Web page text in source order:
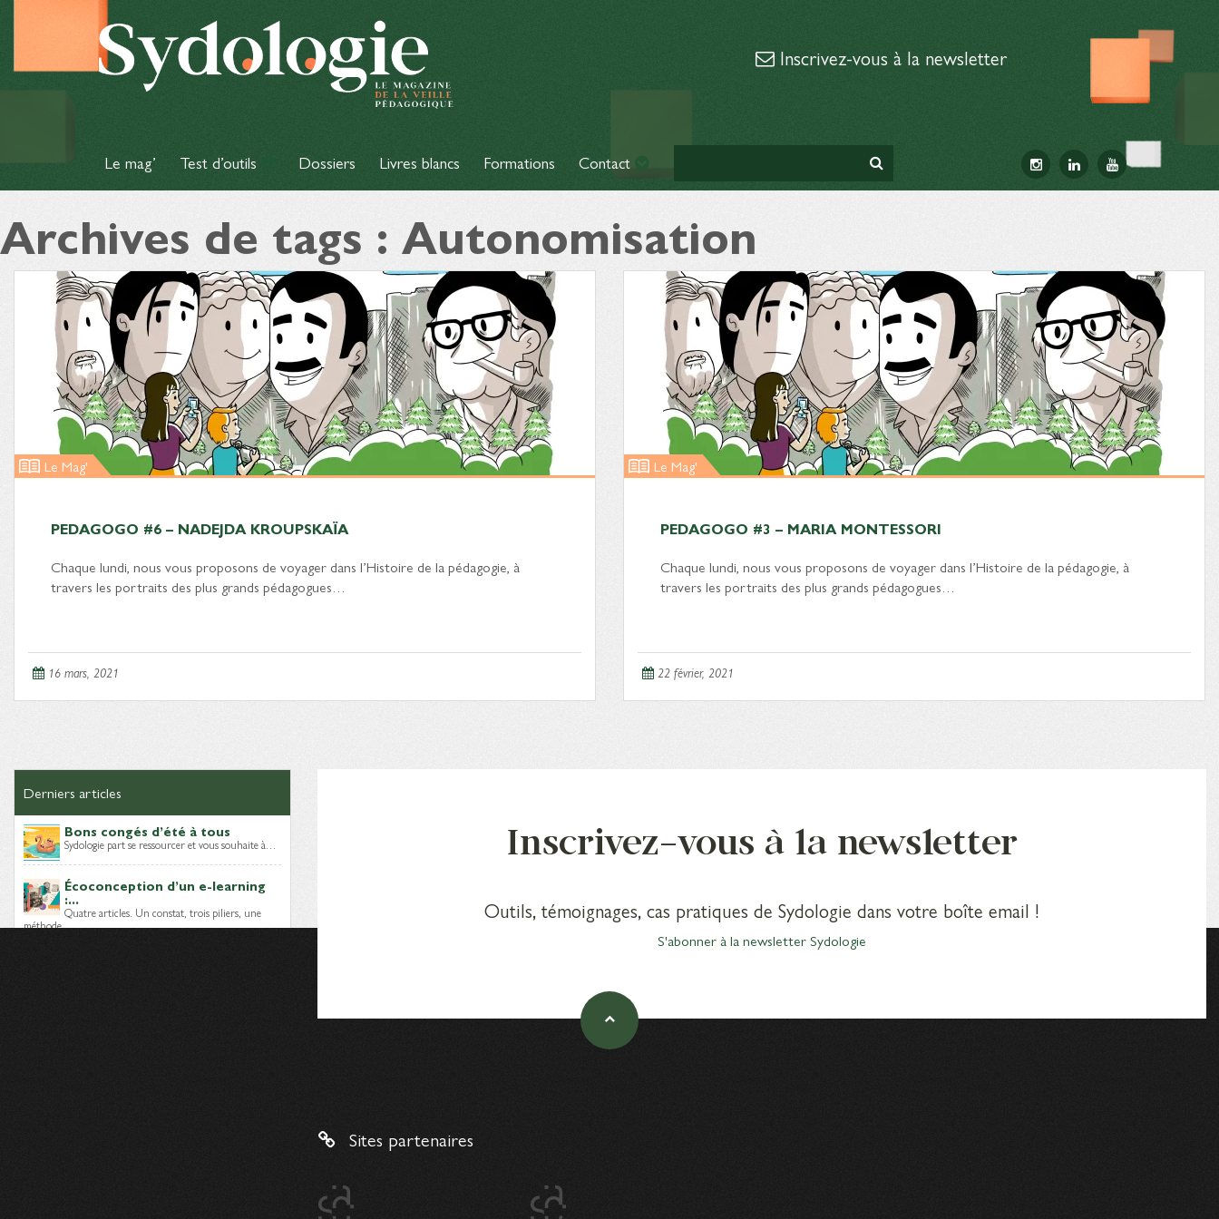
Inscrivez-vous à la newsletter
Le mag’ Test d’outils Dossiers Livres blancs Formations Contact
Archives de tags : Autonomisation
Le Mag'
PEDAGOGO #6 – NADEJDA KROUPSKAÏA
Chaque lundi, nous vous proposons de voyager dans l’Histoire de la pédagogie, à
travers les portraits des plus grands pédagogues…
16 mars, 2021
Le Mag'
PEDAGOGO #3 – MARIA MONTESSORI
Chaque lundi, nous vous proposons de voyager dans l’Histoire de la pédagogie, à
travers les portraits des plus grands pédagogues…
22 février, 2021
Derniers articles
Bons congés d’été à tous
Sydologie part se ressourcer et vous souhaite à…
Écoconception d’un e-learning
:...
Quatre articles. Un constat, trois piliers, une
méthode…
Inscrivez-vous à la newsletter
Outils, témoignages, cas pratiques de Sydologie dans votre boîte email !
S'abonner à la newsletter Sydologie
Sites partenaires